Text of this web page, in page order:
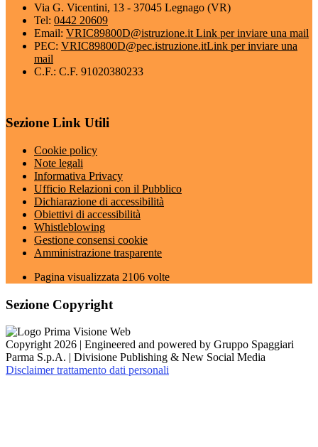
Via G. Vicentini, 13 - 37045 Legnago (VR)
Tel: 0442 20609
Email: VRIC89800D@istruzione.it Link per inviare una mail
PEC: VRIC89800D@pec.istruzione.itLink per inviare una
mail
C.F.: C.F. 91020380233
Sezione Link Utili
Cookie policy
Note legali
Informativa Privacy
Ufficio Relazioni con il Pubblico
Dichiarazione di accessibilità
Obiettivi di accessibilità
Whistleblowing
Gestione consensi cookie
Amministrazione trasparente
Pagina visualizzata 2106 volte
Sezione Copyright
Copyright 2026 | Engineered and powered by Gruppo Spaggiari
Parma S.p.A. | Divisione Publishing & New Social Media
Disclaimer trattamento dati personali